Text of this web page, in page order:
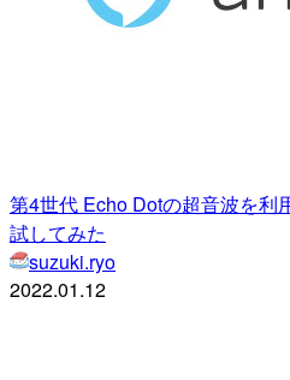
第4世代 Echo Dotの超音波を利
試してみた
suzuki.ryo
2022.01.12